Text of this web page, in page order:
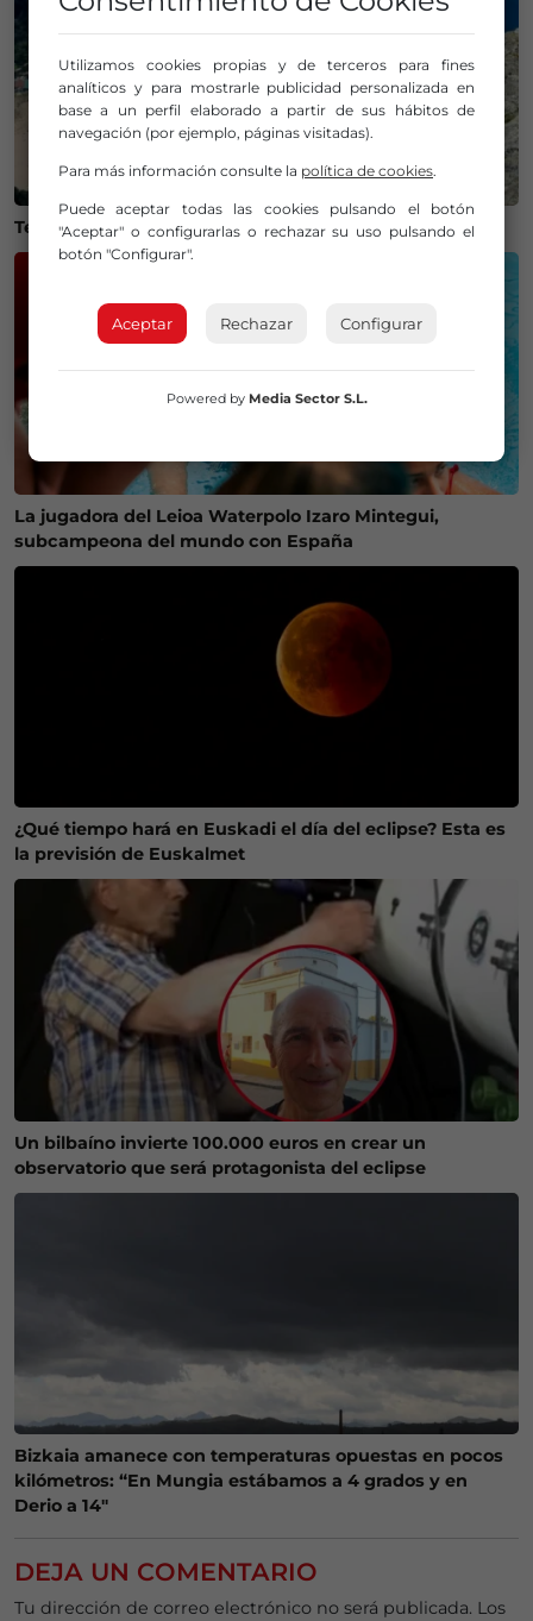
Temperaturas históricas del agua en el Mar Cantábrico
La jugadora del Leioa Waterpolo Izaro Mintegui,
subcampeona del mundo con España
¿Qué tiempo hará en Euskadi el día del eclipse? Esta es
la previsión de Euskalmet
Un bilbaíno invierte 100.000 euros en crear un
observatorio que será protagonista del eclipse
Bizkaia amanece con temperaturas opuestas en pocos
kilómetros: “En Mungia estábamos a 4 grados y en
Derio a 14″
DEJA UN COMENTARIO
Tu dirección de correo electrónico no será publicada. Los
Utilizamos cookies propias y de terceros para fines
analíticos y para mostrarle publicidad personalizada en
base a un perfil elaborado a partir de sus hábitos de
navegación (por ejemplo, páginas visitadas).
Para más información consulte la política de cookies.
Puede aceptar todas las cookies pulsando el botón
"Aceptar" o configurarlas o rechazar su uso pulsando el
botón "Configurar".
Aceptar Rechazar Configurar
Powered by Media Sector S.L.